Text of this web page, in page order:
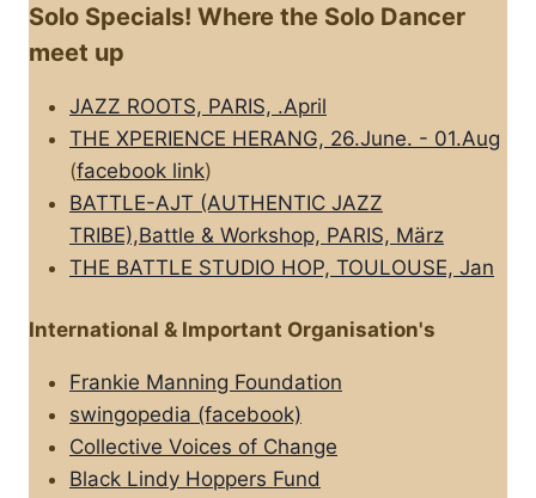
Solo Specials! Where the Solo Dancer
meet up
JAZZ ROOTS, PARIS, .April
THE XPERIENCE HERANG, 26.June. - 01.Aug
(facebook link)
BATTLE-AJT (AUTHENTIC JAZZ
TRIBE),Battle & Workshop, PARIS, März
THE BATTLE STUDIO HOP, TOULOUSE, Jan
International & Important Organisation's
Frankie Manning Foundation
swingopedia (facebook)
Collective Voices of Change
Black Lindy Hoppers Fund